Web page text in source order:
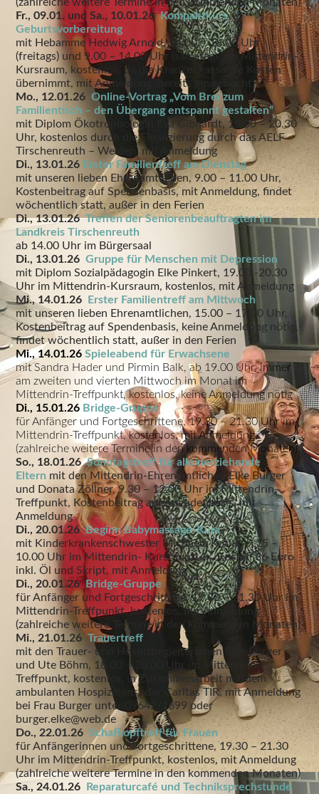
Fr., 09.01. und Sa., 10.01.26Kompaktkurs
Geburtsvorbereitung
mit Hebamme Hedwig Arnold, 14.00 – 18.00 Uhr
(freitags) und 9.00 – 14.00 Uhr (samstags) im Mittendrin-
Kursraum, kostenlos, da die Krankenkasse die Kosten
übernimmt, mit Anmeldung (bereits ausgebucht)
Mo., 12.01.26Online-Vortrag „Vom Brei zum
Familientisch – den Übergang entspannt gestalten“
mit Diplom Ökotrophologin Eva Gibhardt, 19.00 – 20.30
Uhr, kostenlos durch die Finanzierung durch das AELF
Tirschenreuth – Weiden, mit Anmeldung
Di., 13.01.26 Erster Familientreff am Dienstag
mit unseren lieben Ehrenamtlichen, 9.00 – 11.00 Uhr,
Kostenbeitrag auf Spendenbasis, mit Anmeldung, findet
wöchentlich statt, außer in den Ferien
Di., 13.01.26Treffen der Seniorenbeauftragten im
Landkreis Tirschenreuth
ab 14.00 Uhr im Bürgersaal
Di., 13.01.26Gruppe für Menschen mit Depression
mit Diplom Sozialpädagogin Elke Pinkert, 19.00 -20.30
Uhr im Mittendrin-Kursraum, kostenlos, mit Anmeldung
Mi., 14.01.26 Erster Familientreff am Mittwoch
mit unseren lieben Ehrenamtlichen, 15.00 – 17.00 Uhr,
Kostenbeitrag auf Spendenbasis, keine Anmeldung nötig,
findet wöchentlich statt, außer in den Ferien
Mi., 14.01.26 Spieleabend für Erwachsene
mit Sandra Hader und Pirmin Balk, ab 19.00 Uhr, immer
am zweiten und vierten Mittwoch im Monat im
Mittendrin-Treffpunkt, kostenlos, keine Anmeldung nötig
Di., 15.01.26 Bridge-Gruppe
für Anfänger und Fortgeschrittene, 19.30 – 21.30 Uhr im
Mittendrin-Treffpunkt, kostenlos, mit Anmeldung
(zahlreiche weitere Termine in den kommenden Monaten)
So., 18.01.26Sonntagstreff für alleinerziehende
Eltern mit den Mittendrin-Ehrenamtlichen Elke Burger
und Donata Zöllner, 9.30 – 12.00 Uhr im Mittendrin-
Treffpunkt, Kostenbeitrag auf Spendenbasis, mit
Anmeldung
Di., 20.01.26Beginn Babymassage-Kurs
mit Kinderkrankenschwester Michaela Kotlar, 9.15 –
10.00 Uhr im Mittendrin- Kursraum, 4x, Kosten 36 Euro
inkl. Öl und Skript, mit Anmeldung
Di., 20.01.26Bridge-Gruppe
für Anfänger und Fortgeschrittene, 19.30 – 21.30 Uhr im
Mittendrin-Treffpunkt, kostenlos, mit Anmeldung
(zahlreiche weitere Termine in den kommenden Monaten)
Mi., 21.01.26Trauertreff
mit den Trauer- und Hospizbegleiterinnen Elke Burger
und Ute Böhm, 18.00 – 20.00 Uhr im Mittendrin-
Treffpunkt, kostenlos, in Zusammenarbeit mit dem
ambulanten Hospizdienst der Caritas TIR, mit Anmeldung
bei Frau Burger unter 09642/1699 oder
burger.elke@web.de
Do., 22.01.26Schafkopftreff für Frauen
für Anfängerinnen und Fortgeschrittene, 19.30 – 21.30
Uhr im Mittendrin-Treffpunkt, kostenlos, mit Anmeldung
(zahlreiche weitere Termine in den kommenden Monaten)
Sa., 24.01.26
Reparaturcafé und Techniksprechstunde